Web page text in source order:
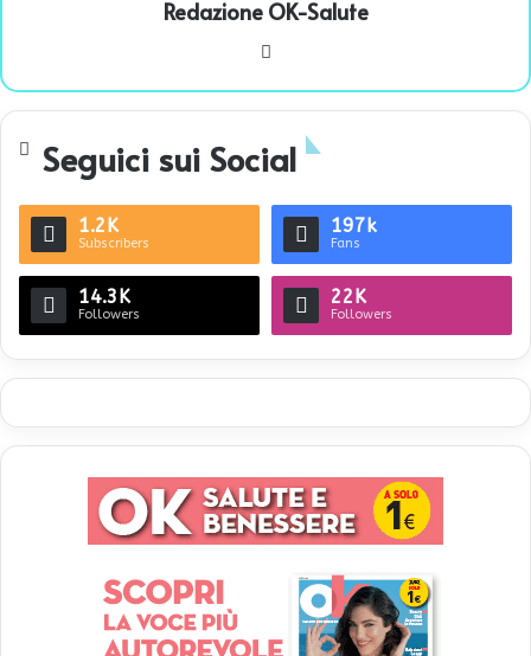
Redazione OK-Salute
te
Seguici sui Social
1.2K
Subscribers
197k
Fans
14.3K
Followers
22K
Followers